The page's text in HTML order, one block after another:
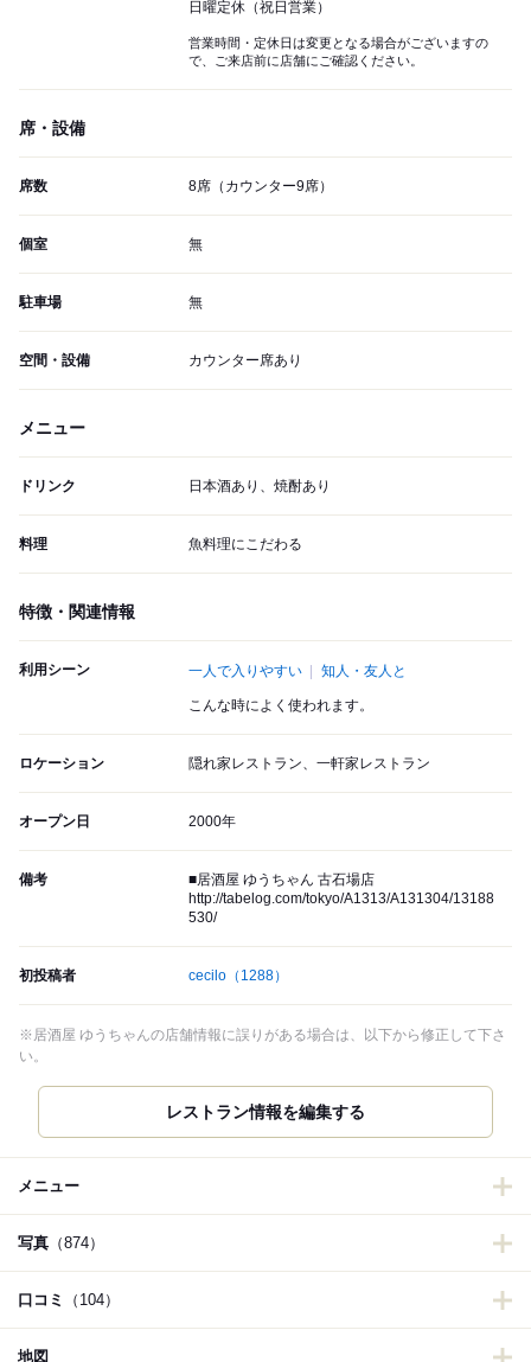
日曜定休（祝日営業）
営業時間・定休日は変更となる場合がございますの
で、ご来店前に店舗にご確認ください。
席・設備
席数 8席（カウンター9席）
個室 無
駐車場 無
空間・設備 カウンター席あり
メニュー
ドリンク 日本酒あり、焼酎あり
料理 魚料理にこだわる
特徴・関連情報
利用シーン 一人で入りやすい 知人・友人と
こんな時によく使われます。
ロケーション 隠れ家レストラン、一軒家レストラン
オープン日 2000年
備考
■居酒屋 ゆうちゃん 古石場店
http://tabelog.com/tokyo/A1313/A131304/13188
530/
初投稿者 cecilo （1288）
※居酒屋 ゆうちゃんの店舗情報に誤りがある場合は、以下から修正して下さ
い。
メニュー
写真 （874）
口コミ （104）
地図